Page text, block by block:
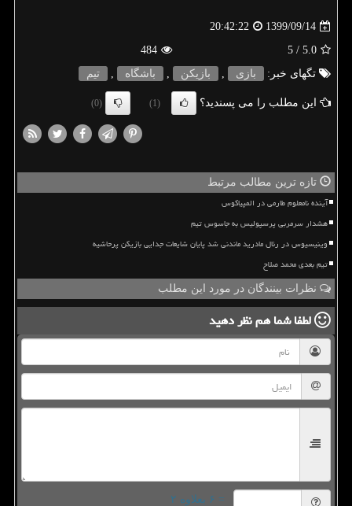
1399/09/14
20:42:22
5.0
/ 5
484
تگهای خبر:
بازی , بازیكن , باشگاه , تیم
این مطلب را می پسندید؟ (1)
(0)
تازه ترین مطالب مرتبط
آینده نامعلوم طارمی در المپیاکوس
هشدار سرمربی پرسپولیس به جاسوس تیم
وینیسیوس در رئال مادرید ماندنی شد پایان شایعات جدایی بازیکن پرحاشیه
تیم بعدی محمد صلاح
نظرات بینندگان در مورد این مطلب
لطفا شما همنظر دهید
= ۶ بعلاوه ۲